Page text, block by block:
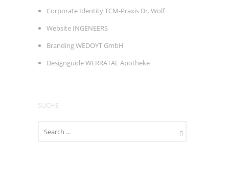
Corporate Identity TCM-Praxis Dr. Wolf
Website INGENEERS
Branding WEDOYT GmbH
Designguide WERRATAL Apotheke
SUCHE